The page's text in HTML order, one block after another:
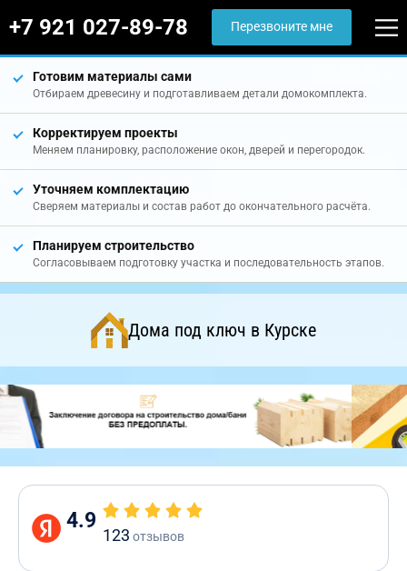
+7 921 027-89-78 Перезвоните мне
Готовим материалы сами
Отбираем древесину и подготавливаем детали домокомплекта.
Корректируем проекты
Меняем планировку, расположение окон, дверей и перегородок.
Уточняем комплектацию
Сверяем материалы и состав работ до окончательного расчёта.
Планируем строительство
Согласовываем подготовку участка и последовательность этапов.
Дома под ключ в Курске
4.9
123 отзывов